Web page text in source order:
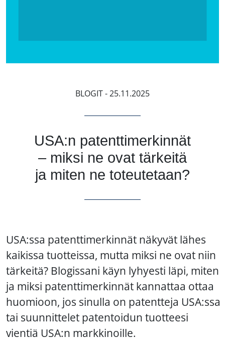
BLOGIT- 25.11.2025
USA:n patenttimerkinnät
– miksi ne ovat tärkeitä
ja miten ne toteutetaan?
USA:ssa patenttimerkinnät näkyvät lähes
kaikissa tuotteissa, mutta miksi ne ovat niin
tärkeitä? Blogissani käyn lyhyesti läpi, miten
ja miksi patenttimerkinnät kannattaa ottaa
huomioon, jos sinulla on patentteja USA:ssa
tai suunnittelet patentoidun tuotteesi
vientiä USA:n markkinoille.